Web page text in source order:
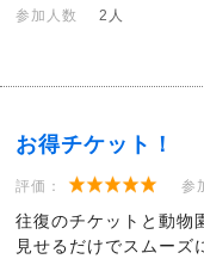
参加人数
2人
お得チケット！
評価： 参
往復のチケットと動物
見せるだけでスムーズ